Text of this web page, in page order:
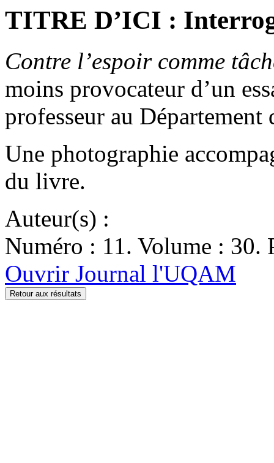
TITRE D’ICI :
Contre l’espoir comme
moins provocateur d’un
professeur au
Une photographie
du livre.
Auteur(s) :
Numéro : 11. Volume : 30.
Ouvrir Journal l'UQAM
Retour aux résultats